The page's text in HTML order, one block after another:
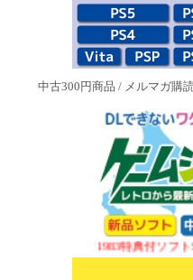
中古300円商品 / メルマガ購
NEW 1983特典付ソフト